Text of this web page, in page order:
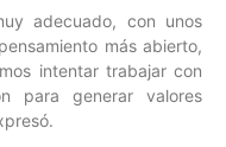
adecuado, con unos
más abierto,
intentar trabajar con
para generar valores